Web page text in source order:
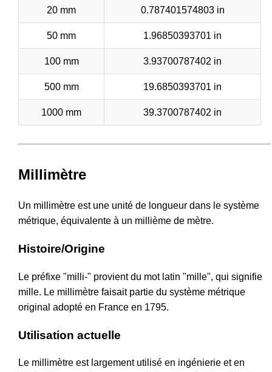
20 mm 0.787401574803 in
50 mm 1.96850393701 in
100 mm 3.93700787402 in
500 mm 19.6850393701 in
1000 mm 39.3700787402 in
Millimètre
Un millimètre est une unité de longueur dans le système
métrique, équivalente à un millième de mètre.
Histoire/Origine
Le préfixe "milli-" provient du mot latin "mille", qui signifie
mille. Le millimètre faisait partie du système métrique
original adopté en France en 1795.
Utilisation actuelle
Le millimètre est largement utilisé en ingénierie et en